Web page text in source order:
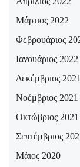
Μάρτιος 2022
Φεβρουάριος
Ιανουάριος 2022
Δεκέμβριος 2021
Νοέμβριος 2021
Οκτώβριος 2021
Σεπτέμβριος
Μάιος 2020